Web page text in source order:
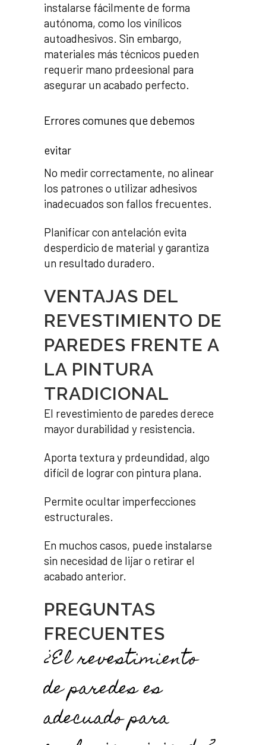
instalarse fácilmente de forma
autónoma, como los vinílicos
autoadhesivos. Sin embargo,
materiales más técnicos pueden
requerir mano prdeesional para
asegurar un acabado perfecto.
Errores comunes que debemos
evitar
No medir correctamente, no alinear
los patrones o utilizar adhesivos
inadecuados son fallos frecuentes.
Planificar con antelación evita
desperdicio de material y garantiza
un resultado duradero.
VENTAJAS DEL
REVESTIMIENTO DE
PAREDES FRENTE A
LA PINTURA
TRADICIONAL
El revestimiento de paredes derece
mayor durabilidad y resistencia.
Aporta textura y prdeundidad, algo
difícil de lograr con pintura plana.
Permite ocultar imperfecciones
estructurales.
En muchos casos, puede instalarse
sin necesidad de lijar o retirar el
acabado anterior.
PREGUNTAS
FRECUENTES
¿El revestimiento
de paredes es
adecuado para